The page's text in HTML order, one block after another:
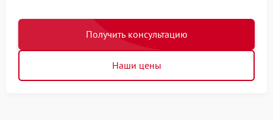
Получить консультацию
Наши цены